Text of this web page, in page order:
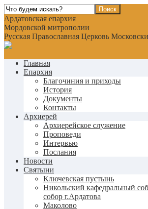
Ардатовская епархия
Мордовской митрополии
Русская Православная Церковь
Главная
Епархия
Благочиния и приходы
История
Документы
Контакты
Архиерей
Архиерейское служение
Проповеди
Интервью
Послания
Новости
Святыни
Ключевская пустынь
Никольский кафедральный
собор г.Ардатова
Маколово